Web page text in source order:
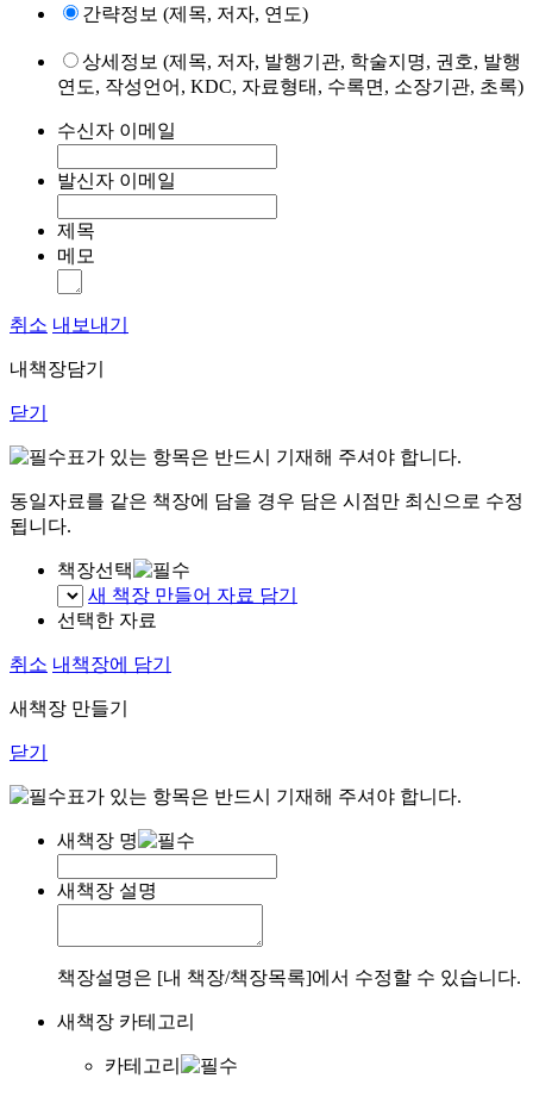
간략정보 (제목, 저자, 연도)
상세정보 (제목, 저자, 발행기관, 학술지명, 권호, 발행
연도, 작성언어, KDC, 자료형태, 수록면, 소장기관, 초록)
수신자 이메일
발신자 이메일
제목
메모
취소 내보내기
내책장담기
닫기
표가 있는 항목은 반드시 기재해 주셔야 합니다.
동일자료를 같은 책장에 담을 경우 담은 시점만 최신으로 수정
됩니다.
책장선택
새 책장 만들어 자료 담기
선택한 자료
취소 내책장에 담기
새책장 만들기
닫기
표가 있는 항목은 반드시 기재해 주셔야 합니다.
새책장 명
새책장 설명
책장설명은 [내 책장/책장목록]에서 수정할 수 있습니다.
새책장 카테고리
카테고리